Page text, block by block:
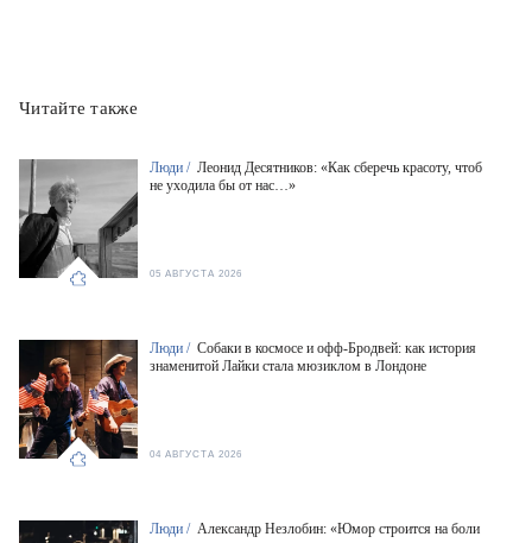
Читайте также
Люди / Леонид Десятников: «Как сберечь красоту, чтоб
не уходила бы от нас…»
05 АВГУСТА 2026
Люди / Собаки в космосе и офф-Бродвей: как история
знаменитой Лайки стала мюзиклом в Лондоне
04 АВГУСТА 2026
Люди / Александр Незлобин: «Юмор строится на боли